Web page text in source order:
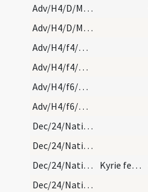
Adv/H4/D/M2/Mass Propers
Adv/H4/D/M2/Mass Propers
Adv/H4/f4/M2/Mass Propers
Adv/H4/f4/M2/Mass Propers
Adv/H4/f6/M2/Mass Propers
Adv/H4/f6/M2/Mass Propers
Dec/24/Nativitas (Vigilia)/M2/Mass Propers
Dec/24/Nativitas (Vigilia)/M2/Mass Propers
Dec/24/Nativitas (Vigilia)/M2/Mass Propers
Kyrie feriale nisi fuerit dominica, tunc dicitur…
Dec/24/Nativitas (Vigilia)/M2/Mass Propers